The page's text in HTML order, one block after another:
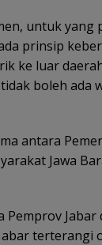
untuk yang
prinsip
ke luar
boleh ada
antara
Jawa
Pemprov
terterangi